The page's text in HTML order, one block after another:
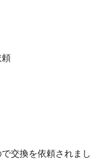
頼
交換を依頼されまし